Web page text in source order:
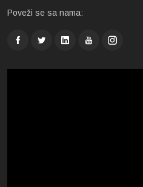
Poveži se sa nama: